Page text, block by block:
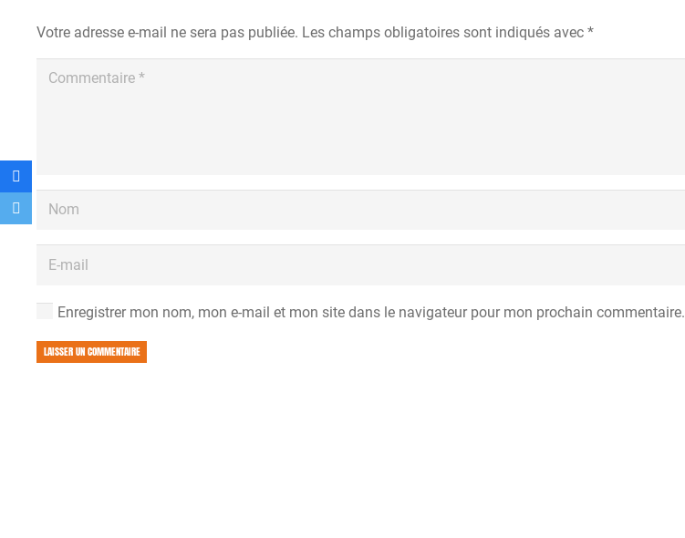
Votre adresse e-mail ne sera pas publiée. Les champs obligatoires sont indiqués avec *
Enregistrer mon nom, mon e-mail et mon site dans le navigateur pour mon prochain commentaire.
LAISSER UN COMMENTAIRE